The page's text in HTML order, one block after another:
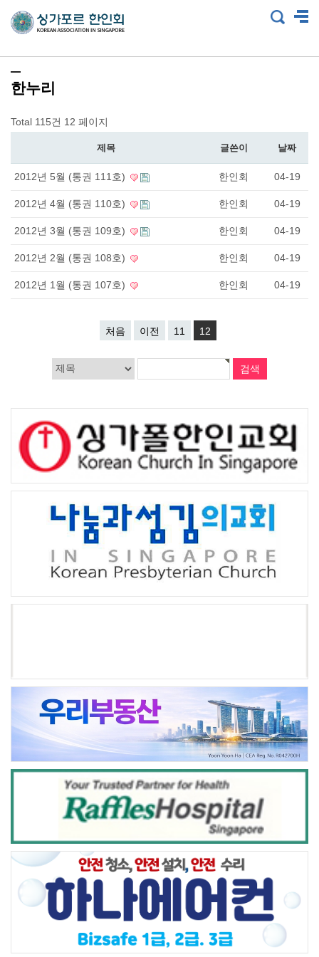
한누리
Total 115건 12 페이지
제목 글쓴이 날짜
2012년 5월 (통권 111호) 한인회 04-19
2012년 4월 (통권 110호) 한인회 04-19
2012년 3월 (통권 109호) 한인회 04-19
2012년 2월 (통권 108호) 한인회 04-19
2012년 1월 (통권 107호) 한인회 04-19
처음 이전 11 12